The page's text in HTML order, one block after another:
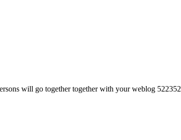
will go together together with your weblog 522352